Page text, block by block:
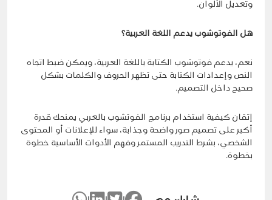
وتعديل الألوان.
هل الفوتوشوب يدعم اللغة العربية؟
نعم، يدعم فوتوشوب الكتابة باللغة العربية، ويمكن ضبط اتجاه
النص وإعدادات الكتابة حتى تظهر الحروف والكلمات بشكل
صحيح داخل التصميم.
إتقان كيفية استخدام برنامج الفوتشوب بالعربي يمنحك قدرة
أكبر على تصميم صور واضحة وجذابة، سواء للإعلانات أو المحتوى
الشخصي، بشرط التدريب المستمر وفهم الأدوات الأساسية خطوة
بخطوة.